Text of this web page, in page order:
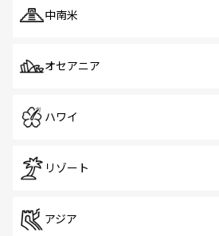
中南米
オセアニア
ハワイ
リゾート
アジア